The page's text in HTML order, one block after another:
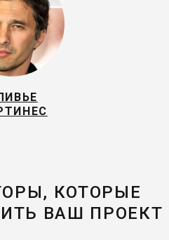
КОТОРЫЕ
ВАШ ПРОЕКТ